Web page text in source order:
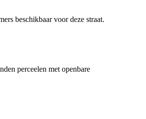
beschikbaar voor deze straat.
perceelen met openbare